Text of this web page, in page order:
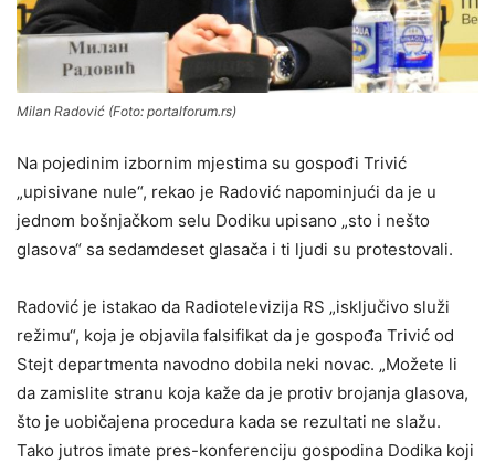
Milan Radović (Foto: portalforum.rs)
Na pojedinim izbornim mjestima su gospođi Trivić
„upisivane nule“, rekao je Radović napominjući da je u
jednom bošnjačkom selu Dodiku upisano „sto i nešto
glasova“ sa sedamdeset glasača i ti ljudi su protestovali.
Radović je istakao da Radiotelevizija RS „isključivo služi
režimu“, koja je objavila falsifikat da je gospođa Trivić od
Stejt departmenta navodno dobila neki novac. „Možete li
da zamislite stranu koja kaže da je protiv brojanja glasova,
što je uobičajena procedura kada se rezultati ne slažu.
Tako jutros imate pres-konferenciju gospodina Dodika koji